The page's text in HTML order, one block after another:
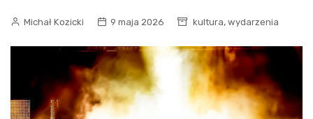
Michał Kozicki 9 maja 2026 kultura, wydarzenia